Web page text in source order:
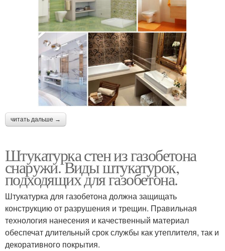
читать дальше →
Штукатурка стен из газобетона
снаружи. Виды штукатурок,
подходящих для газобетона.
Штукатурка для газобетона должна защищать
конструкцию от разрушения и трещин. Правильная
технология нанесения и качественный материал
обеспечат длительный срок службы как утеплителя, так и
декоративного покрытия.